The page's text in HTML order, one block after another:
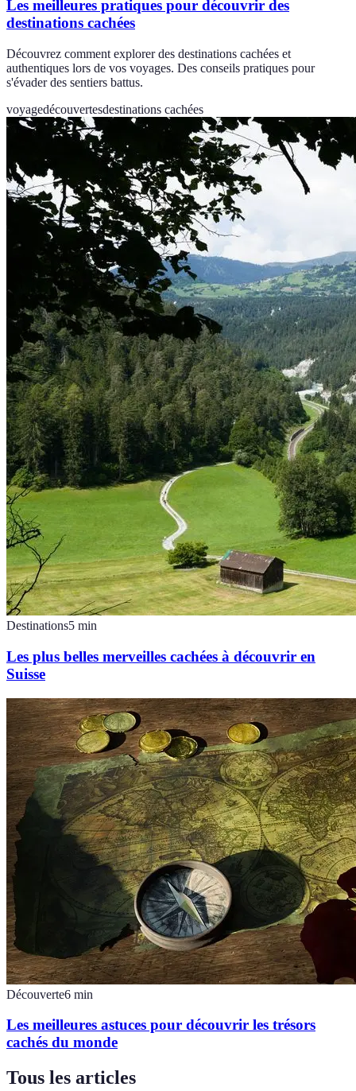
Les meilleures pratiques pour découvrir des
destinations cachées
Découvrez comment explorer des destinations cachées et
authentiques lors de vos voyages. Des conseils pratiques pour
s'évader des sentiers battus.
voyagedécouvertesdestinations cachées
Destinations5 min
Les plus belles merveilles cachées à découvrir en
Suisse
Découverte6 min
Les meilleures astuces pour découvrir les trésors
cachés du monde
Tous les articles